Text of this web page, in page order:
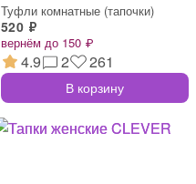
Туфли комнатные (тапочки)
520 ₽
вернём до 150 ₽
4.9 2 261
В корзину